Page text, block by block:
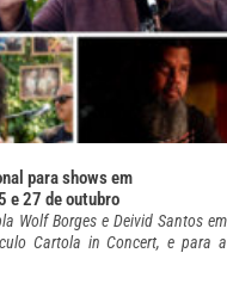
para shows em
e 27 de outubro
Wolf Borges e Deivid Santos em
Cartola in Concert, e para a